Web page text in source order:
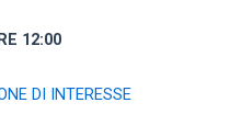
12:00
DI INTERESSE